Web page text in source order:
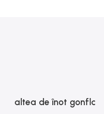
altea de înot